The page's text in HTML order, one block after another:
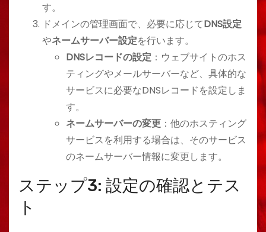
す。
ドメインの管理画面で、必要に応じてDNS設定
やネームサーバー設定を行います。
DNSレコードの設定 ：ウェブサイトのホス
ティングやメールサーバーなど、具体的な
サービスに必要なDNSレコードを設定しま
す。
ネームサーバーの変更 ：他のホスティング
サービスを利用する場合は、そのサービス
のネームサーバー情報に変更します。
ステップ3: 設定の確認とテス
ト